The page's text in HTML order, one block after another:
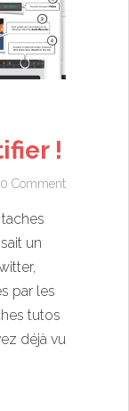
!
0 Comment
un
par les
tutos
déjà vu